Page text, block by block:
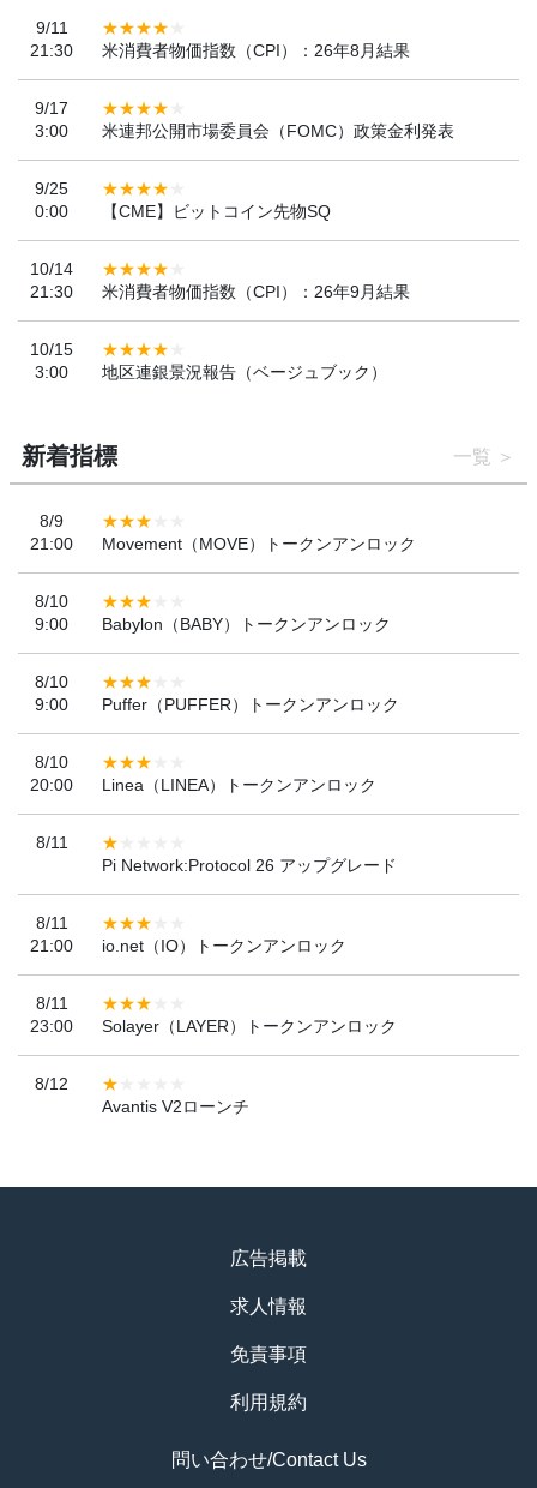
9/11
21:30
米消費者物価指数（CPI）：26年8月結果
9/17
3:00
米連邦公開市場委員会（FOMC）政策金利発表
9/25
0:00
【CME】ビットコイン先物SQ
10/14
21:30
米消費者物価指数（CPI）：26年9月結果
10/15
3:00
地区連銀景況報告（ベージュブック）
新着指標 一覧
8/9
21:00
Movement（MOVE）トークンアンロック
8/10
9:00
Babylon（BABY）トークンアンロック
8/10
9:00
Puffer（PUFFER）トークンアンロック
8/10
20:00
Linea（LINEA）トークンアンロック
8/11
Pi Network:Protocol 26 アップグレード
8/11
21:00
io.net（IO）トークンアンロック
8/11
23:00
Solayer（LAYER）トークンアンロック
8/12
Avantis V2ローンチ
広告掲載
求人情報
免責事項
利用規約
問い合わせ/Contact Us